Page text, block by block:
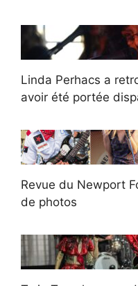
Linda Perhacs a
avoir été portée
Revue du Newport
de photos